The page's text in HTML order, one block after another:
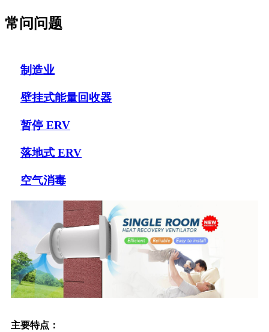
常问问题
制造业
壁挂式能量回收器
暂停 ERV
落地式 ERV
空气消毒
主要特点：